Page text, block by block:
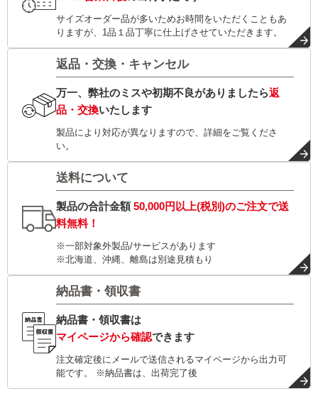
サイズオーダー品が多いためお時間をいただくこともあ
りますが、1品１品丁寧に仕上げさせていただきます。
返品・交換・キャンセル
万一、弊社のミスや初期不良がありましたら返
品・交換いたします
製品により対応が異なりますので、詳細をご覧くださ
い。
送料について
製品の合計金額50,000円以上(税別)のご注文で送
料無料！
※一部対象外製品/サービスがあります
※北海道、沖縄、離島は別途見積もり
納品書・領収書
納品書・領収書は
マイページから確認できます
注文確定後にメールで送信されるマイページから出力可
能です。 ※納品書は、出荷完了後